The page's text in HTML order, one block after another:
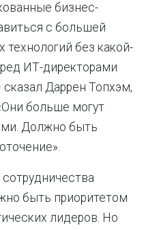
бизнес-
с большей
без какой-
ИТ-директорами
Даррен Топхэм,
больше могут
Должно быть
быть приоритетом
лидеров. Но